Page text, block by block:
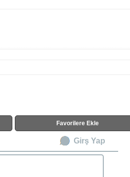
Favorilere Ekle
Girş Yap